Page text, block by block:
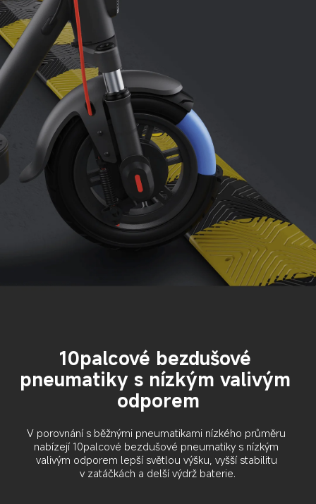
10palcové bezdušové
pneumatiky s nízkým valivým
odporem
V porovnání s běžnými pneumatikami nízkého průměru
nabízejí 10palcové bezdušové pneumatiky s nízkým
valivým odporem lepší světlou výšku, vyšší stabilitu
v zatáčkách a delší výdrž baterie.